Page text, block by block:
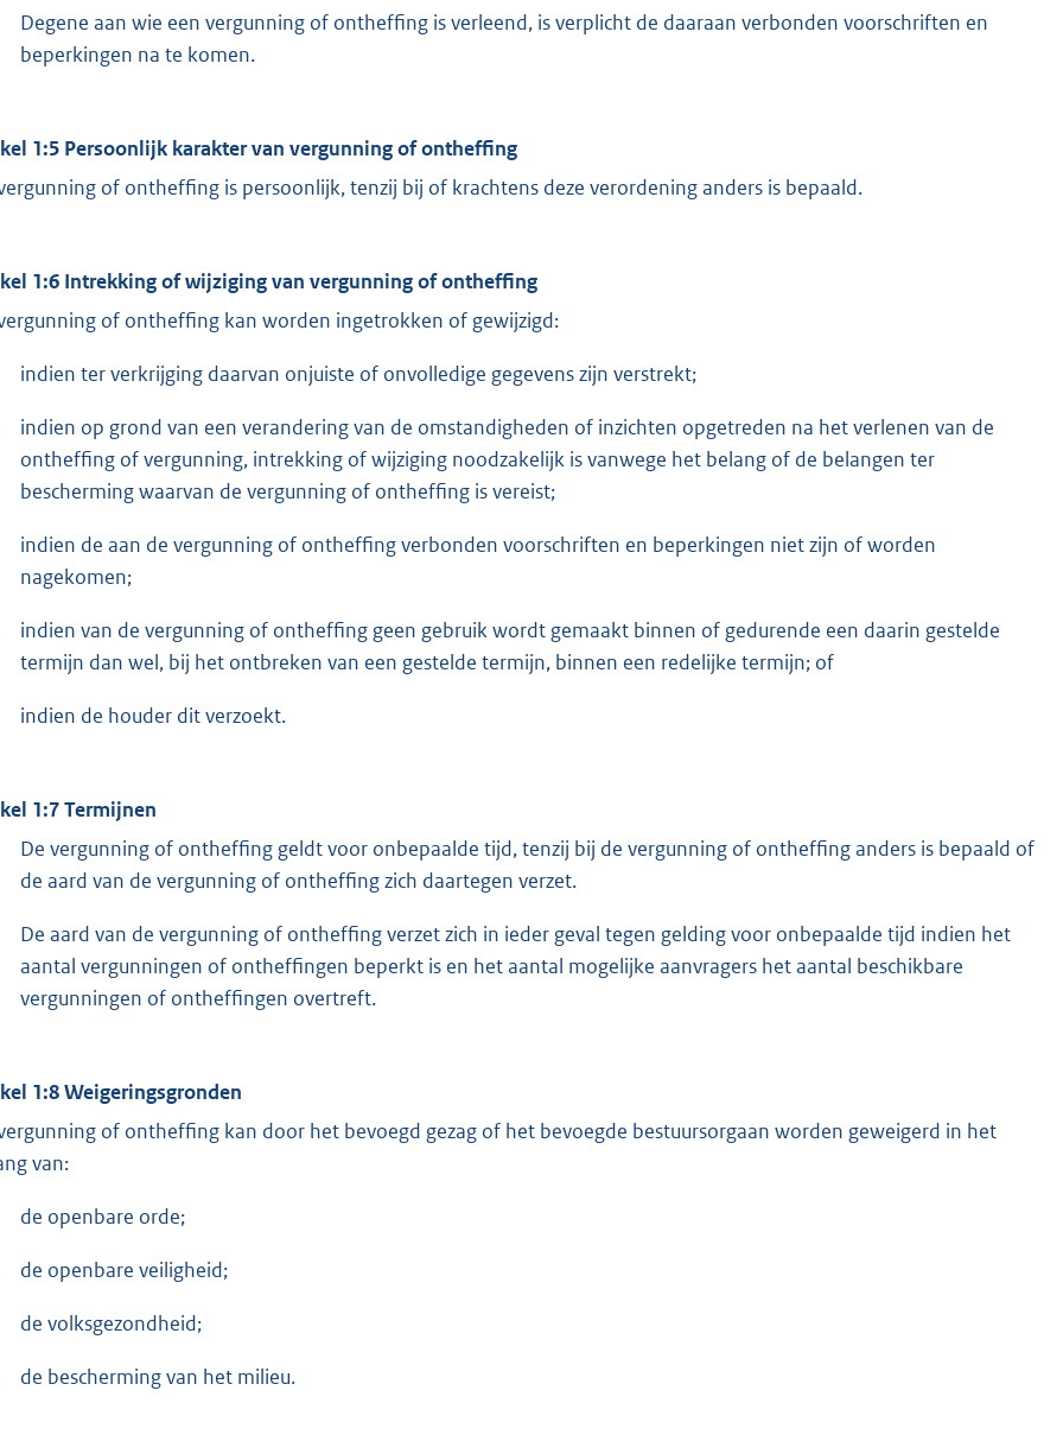
Degene aan wie een vergunning of ontheffing is verleend, is verplicht de daaraan verbonden voorschriften en
beperkingen na te komen.
1:5 Persoonlijk karakter van vergunning of ontheffing
of ontheffing is persoonlijk, tenzij bij of krachtens deze verordening anders is bepaald.
1:6 Intrekking of wijziging van vergunning of ontheffing
of ontheffing kan worden ingetrokken of gewijzigd:
indien ter verkrijging daarvan onjuiste of onvolledige gegevens zijn verstrekt;
indien op grond van een verandering van de omstandigheden of inzichten opgetreden na het verlenen van de
ontheffing of vergunning, intrekking of wijziging noodzakelijk is vanwege het belang of de belangen ter
bescherming waarvan de vergunning of ontheffing is vereist;
indien de aan de vergunning of ontheffing verbonden voorschriften en beperkingen niet zijn of worden
nagekomen;
indien van de vergunning of ontheffing geen gebruik wordt gemaakt binnen of gedurende een daarin gestelde
termijn dan wel, bij het ontbreken van een gestelde termijn, binnen een redelijke termijn; of
indien de houder dit verzoekt.
1:7 Termijnen
De vergunning of ontheffing geldt voor onbepaalde tijd, tenzij bij de vergunning of ontheffing anders is bepaald of
de aard van de vergunning of ontheffing zich daartegen verzet.
De aard van de vergunning of ontheffing verzet zich in ieder geval tegen gelding voor onbepaalde tijd indien het
aantal vergunningen of ontheffingen beperkt is en het aantal mogelijke aanvragers het aantal beschikbare
vergunningen of ontheffingen overtreft.
1:8 Weigeringsgronden
of ontheffing kan door het bevoegd gezag of het bevoegde bestuursorgaan worden geweigerd in het
van:
de openbare orde;
de openbare veiligheid;
de volksgezondheid;
de bescherming van het milieu.